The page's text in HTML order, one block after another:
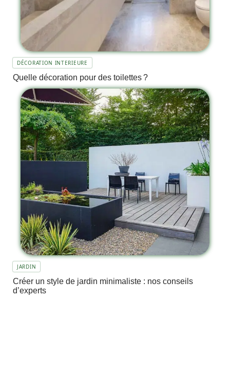
DÉCORATION INTERIEURE
Quelle décoration pour des toilettes ?
JARDIN
Créer un style de jardin minimaliste : nos conseils
d’experts